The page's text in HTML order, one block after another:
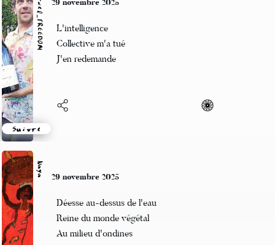
Marcel_FREEDOM
Suivre
L'intelligence
Collective m'a tué
Naya
Déesse au-dessus de l'eau
Reine du monde végétal